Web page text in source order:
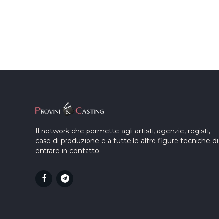
Il network che permette agli artisti, agenzie, registi,
case di produzione e a tutte le altre figure tecniche di
entrare in contatto.